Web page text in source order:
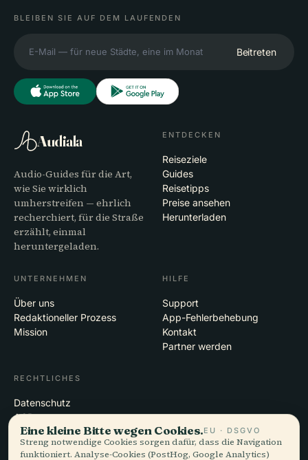
BLEIBEN SIE AUF DEM LAUFENDEN
Beitreten
Audiala
Audio-Guides für die Art,
wie Sie wirklich
umherstreifen — ehrlich
recherchiert, für die Straße
erzählt, einmal
heruntergeladen.
ENTDECKEN
Reiseziele
Guides
Reisetipps
Preise ansehen
Herunterladen
UNTERNEHMEN
Über uns
Redaktioneller Prozess
Mission
HILFE
Support
App-Fehlerbehebung
Kontakt
Partner werden
RECHTLICHES
Datenschutz
AGB
Cookie-Einstellungen
Konto löschen
Eine kleine Bitte wegen Cookies.EU · DSGVO
Streng notwendige Cookies sorgen dafür, dass die Navigation
funktioniert. Analyse-Cookies (PostHog, Google Analytics)